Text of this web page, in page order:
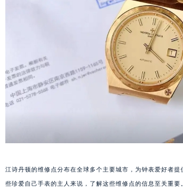
江诗丹顿的维修点分布在全球多个主要城市，为钟表爱好者提
些珍爱自己手表的主人来说，了解这些维修点的信息至关重要